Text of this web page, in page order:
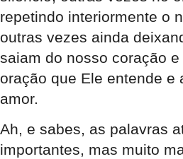
repetindo interiormente o
outras vezes ainda
saiam do nosso coração
oração que Ele entende e
amor.
Ah, e sabes, as palavras
importantes, mas muito